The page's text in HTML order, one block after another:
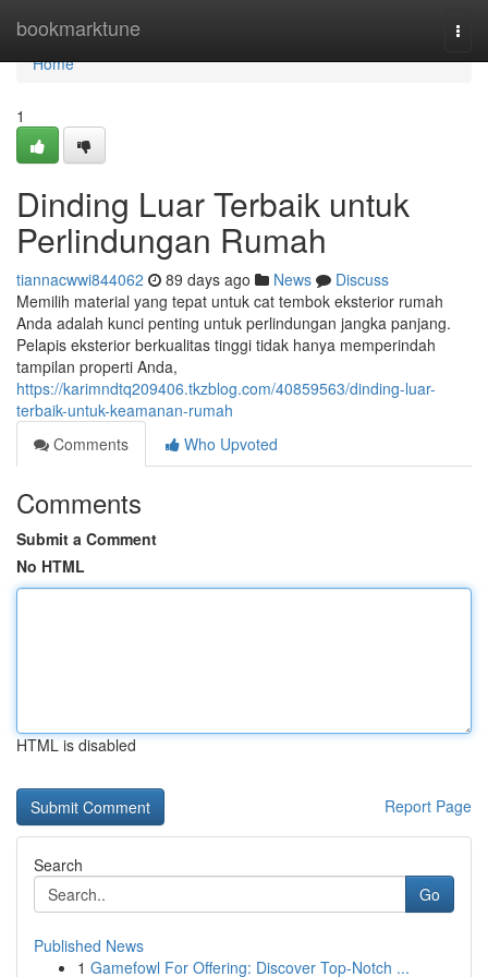
bookmarktune
Home
Home
1
Dinding Luar Terbaik untuk
Perlindungan Rumah
tiannacwwi844062 89 days ago News
Discuss
Memilih material yang tepat untuk cat tembok eksterior rumah
Anda adalah kunci penting untuk perlindungan jangka panjang.
Pelapis eksterior berkualitas tinggi tidak hanya memperindah
tampilan properti Anda,
https://karimndtq209406.tkzblog.com/40859563/dinding-luar-
terbaik-untuk-keamanan-rumah
Comments
Who Upvoted
Comments
Submit a Comment
No HTML
HTML is disabled
Report Page
Search
Go
Published News
1 Gamefowl For Offering: Discover Top-Notch ...